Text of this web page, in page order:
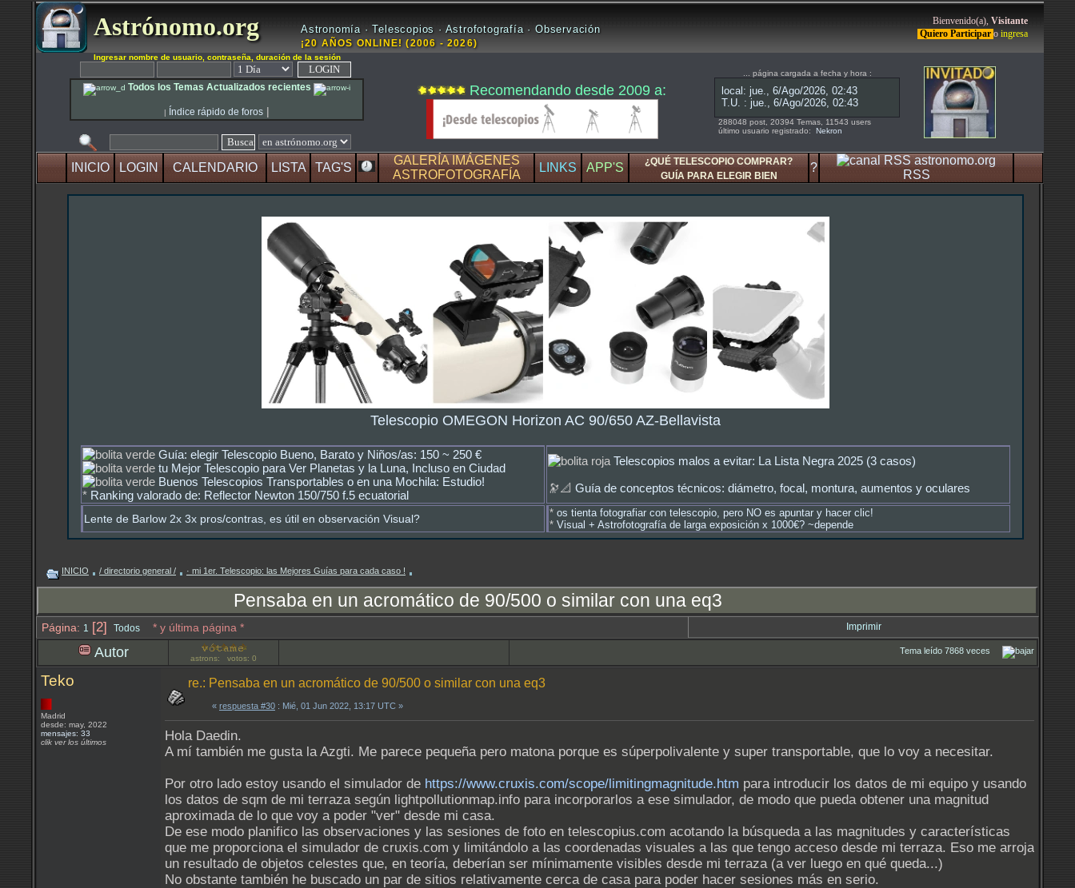
Astrónomo.org Astronomía · Telescopios · Astrofotografía · Observación
¡20 AÑOS ONLINE! (2006 - 2026)
Bienvenido(a), Visitante
Quiero Participar o ingresa
Ingresar nombre de usuario, contraseña, duración de la sesión
Todos los Temas Actualizados recientes
| Índice rápido de foros |
Recomendando desde 2009 a:
... página cargada a fecha y hora :
288048 post, 20394 Temas, 11543 users
último usuario registrado: Nekron
INICIO LOGIN CALENDARIO LISTA TAG'S
GALERÍA IMÁGENES
ASTROFOTOGRAFÍA
LINKS APP'S
¿QUÉ TELESCOPIO COMPRAR?
GUÍA PARA ELEGIR BIEN
?
RSS
Telescopio OMEGON Horizon AC 90/650 AZ-Bellavista
Guía: elegir Telescopio Bueno, Barato y Niños/as: 150 ~ 250 €
tu Mejor Telescopio para Ver Planetas y la Luna, Incluso en Ciudad
Buenos Telescopios Transportables o en una Mochila: Estudio!
* Ranking valorado de: Reflector Newton 150/750 f.5 ecuatorial
Telescopios malos a evitar: La Lista Negra 2025 (3 casos)
🔭📐 Guía de conceptos técnicos: diámetro, focal, montura, aumentos y oculares
Lente de Barlow 2x 3x pros/contras, es útil en observación Visual? * os tienta fotografiar con telescopio, pero NO es apuntar y hacer clic!
* Visual + Astrofotografía de larga exposición x 1000€? ~depende
INICIO / directorio general / · mi 1er. Telescopio: las Mejores Guías para cada caso !
Pensaba en un acromático de 90/500 o similar con una eq3
Página: 1 [2] Todos * y última página * Imprimir
Autor astrons: votos: 0
Tema leído 7868 veces
Teko
Madrid
desde: may, 2022
mensajes: 33
clik ver los últimos
re.: Pensaba en un acromático de 90/500 o similar con una eq3
« respuesta #30 : Mié, 01 Jun 2022, 13:17 UTC »
Hola Daedin.
A mí también me gusta la Azgti. Me parece pequeña pero matona porque es súperpolivalente y super transportable, que lo voy a necesitar.
Por otro lado estoy usando el simulador de https://www.cruxis.com/scope/limitingmagnitude.htm para introducir los datos de mi equipo y usando
los datos de sqm de mi terraza según lightpollutionmap.info para incorporarlos a ese simulador, de modo que pueda obtener una magnitud
aproximada de lo que voy a poder "ver" desde mi casa.
De ese modo planifico las observaciones y las sesiones de foto en telescopius.com acotando la búsqueda a las magnitudes y características
que me proporciona el simulador de cruxis.com y limitándolo a las coordenadas visuales a las que tengo acceso desde mi terraza. Eso me arroja
un resultado de objetos celestes que, en teoría, deberían ser mínimamente visibles desde mi terraza (a ver luego en qué queda...)
No obstante también he buscado un par de sitios relativamente cerca de casa para poder hacer sesiones más en serio.